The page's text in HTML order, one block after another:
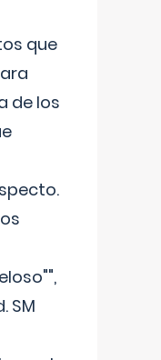
que
de los
SM